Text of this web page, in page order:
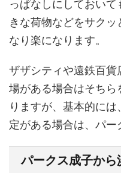
っぱなしにしておい
きな荷物などをサク
なり楽になります。
ザザシティや遠鉄百
場がある場合はそち
りますが、基本的に
定がある場合は、パー
パークス成子か